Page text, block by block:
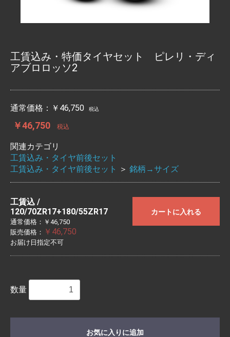
工賃込み・特価タイヤセット ピレリ・ディ
アブロロッソ2
通常価格： ￥46,750 税込
￥46,750 税込
関連カテゴリ
工賃込み・タイヤ前後セット
工賃込み・タイヤ前後セット
＞ 銘柄→サイズ
工賃込 /
120/70ZR17+180/55ZR17
通常価格：￥46,750
販売価格： ￥46,750
お届け日指定不可
カートに入れる
数量
お気に入りに追加